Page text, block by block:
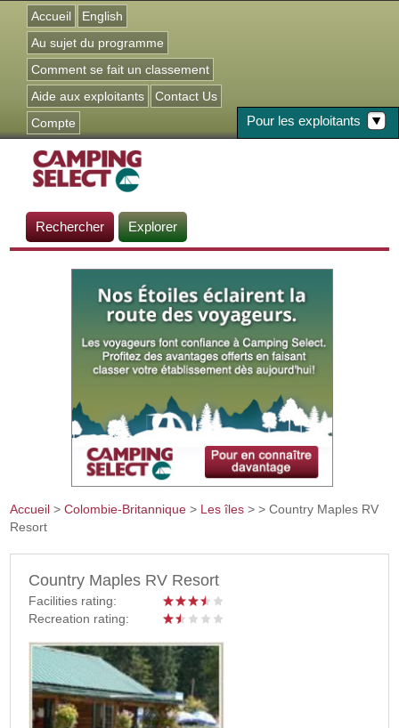
Accueil
English
Au sujet du programme
Pour les exploitants
Comment se fait un classement
Aide aux exploitants
Contact Us
Compte
Rechercher Explorer
Vous êtes ici
Accueil >Colombie-Britannique > Les îles >> Country Maples RV
Resort
Country Maples RV Resort
Facilities rating:
Recreation rating: